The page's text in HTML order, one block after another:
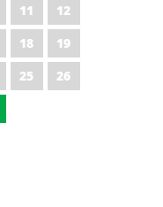
11
12
18
19
25
26